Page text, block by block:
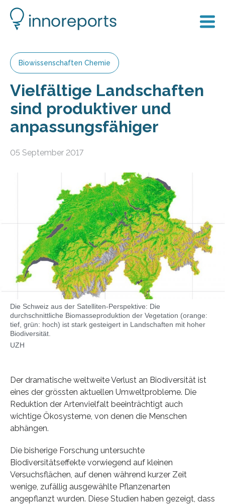
Biowissenschaften Chemie
Vielfältige Landschaften
sind produktiver und
anpassungsfähiger
05 September 2017
Die Schweiz aus der Satelliten-Perspektive: Die
durchschnittliche Biomasseproduktion der Vegetation (orange:
tief, grün: hoch) ist stark gesteigert in Landschaften mit hoher
Biodiversität.
UZH
Der dramatische weltweite Verlust an Biodiversität ist
eines der grössten aktuellen Umweltprobleme. Die
Reduktion der Artenvielfalt beeinträchtigt auch
wichtige Ökosysteme, von denen die Menschen
abhängen.
Die bisherige Forschung untersuchte
Biodiversitätseffekte vorwiegend auf kleinen
Versuchsflächen, auf denen während kurzer Zeit
wenige, zufällig ausgewählte Pflanzenarten
angepflanzt wurden. Diese Studien haben gezeigt, dass